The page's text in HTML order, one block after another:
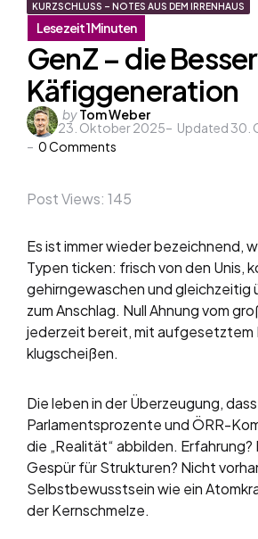
KURZSCHLUSS – NOTES AUS DEM IRRENHAUS
GenZ – die
Käfiggeneration
Posted
by
byTom Weber
23. Oktober 2025
Updated30.
0Comments
Post Views: 145
Es ist immer wieder bezeichnend,
Typen ticken: frisch von den Unis,
gehirngewaschen und gleichzeitig
zum Anschlag. Null Ahnung vom
jederzeit bereit, mit aufgesetztem
klugscheißen.
Die leben in der Überzeugung,
Parlamentsprozente und ÖRR-
die „Realität“ abbilden. Erfahrung?
Gespür für Strukturen? Nicht
Selbstbewusstsein wie ein
der Kernschmelze.